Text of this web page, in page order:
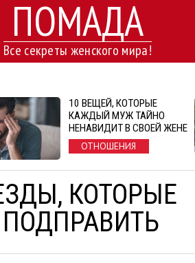
ПОМАДА
Все секреты женского мира!
10 ВЕЩЕЙ, КОТОРЫЕ
КАЖДЫЙ МУЖ ТАЙНО
НЕНАВИДИТ В СВОЕЙ ЖЕНЕ
ОТНОШЕНИЯ
КОТОРЫЕ